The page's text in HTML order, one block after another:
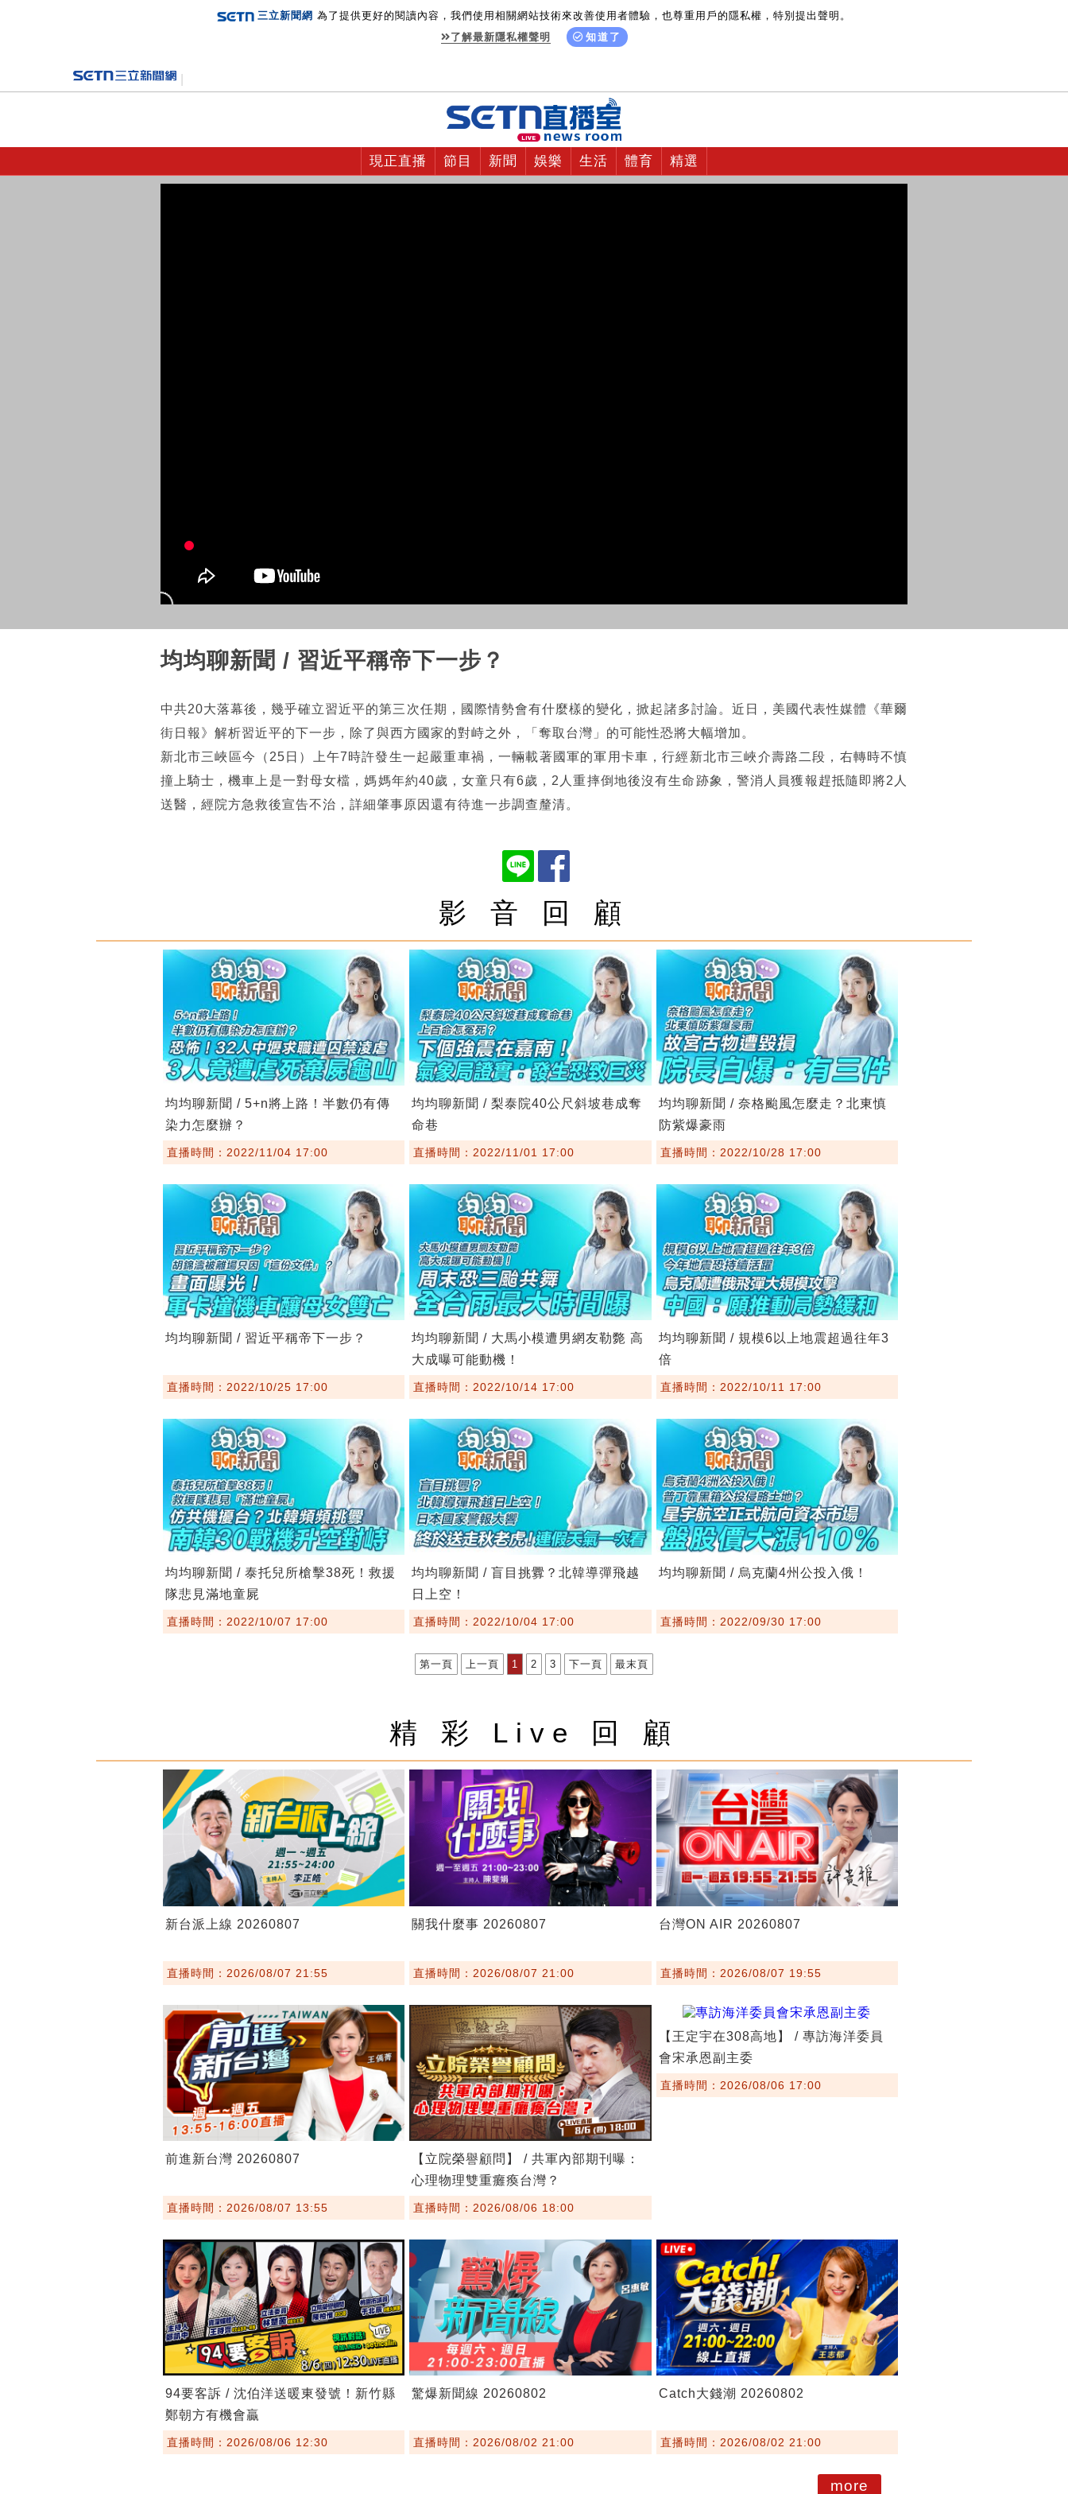
三立新聞網 為了提供更好的閱讀內容，我們使用相關網站技術來改善使用者體驗，也尊重用戶的隱私權，特別提出聲明。
了解最新隱私權聲明
知道了
現正直播 節目 新聞 娛樂 生活 體育 精選
均均聊新聞 / 習近平稱帝下一步？
中共20大落幕後，幾乎確立習近平的第三次任期，國際情勢會有什麼樣的變化，掀起諸多討論。近日，美國代表性媒體《華爾
街日報》解析習近平的下一步，除了與西方國家的對峙之外，「奪取台灣」的可能性恐將大幅增加。
新北市三峽區今（25日）上午7時許發生一起嚴重車禍，一輛載著國軍的軍用卡車，行經新北市三峽介壽路二段，右轉時不慎
撞上騎士，機車上是一對母女檔，媽媽年約40歲，女童只有6歲，2人重摔倒地後沒有生命跡象，警消人員獲報趕抵隨即將2人
送醫，經院方急救後宣告不治，詳細肇事原因還有待進一步調查釐清。
影 音 回 顧
均均聊新聞 / 5+n將上路！半數仍有傳
染力怎麼辦？
直播時間：2022/11/04 17:00
均均聊新聞 / 梨泰院40公尺斜坡巷成奪
命巷
直播時間：2022/11/01 17:00
均均聊新聞 / 奈格颱風怎麼走？北東慎
防紫爆豪雨
直播時間：2022/10/28 17:00
均均聊新聞 / 習近平稱帝下一步？
直播時間：2022/10/25 17:00
均均聊新聞 / 大馬小模遭男網友勒斃 高
大成曝可能動機！
直播時間：2022/10/14 17:00
均均聊新聞 / 規模6以上地震超過往年3
倍
直播時間：2022/10/11 17:00
均均聊新聞 / 泰托兒所槍擊38死！救援
隊悲見滿地童屍
直播時間：2022/10/07 17:00
均均聊新聞 / 盲目挑釁？北韓導彈飛越
日上空！
直播時間：2022/10/04 17:00
均均聊新聞 / 烏克蘭4州公投入俄！
直播時間：2022/09/30 17:00
第一頁 上一頁 1 2 3 下一頁 最末頁
精 彩 Live 回 顧
新台派上線 20260807
直播時間：2026/08/07 21:55
關我什麼事 20260807
直播時間：2026/08/07 21:00
台灣ON AIR 20260807
直播時間：2026/08/07 19:55
前進新台灣 20260807
直播時間：2026/08/07 13:55
【立院榮譽顧問】 / 共軍內部期刊曝：
心理物理雙重癱瘓台灣？
直播時間：2026/08/06 18:00
【王定宇在308高地】 / 專訪海洋委員
會宋承恩副主委
直播時間：2026/08/06 17:00
94要客訴 / 沈伯洋送暖東發號！新竹縣
鄭朝方有機會贏
直播時間：2026/08/06 12:30
驚爆新聞線 20260802
直播時間：2026/08/02 21:00
Catch大錢潮 20260802
直播時間：2026/08/02 21:00
more